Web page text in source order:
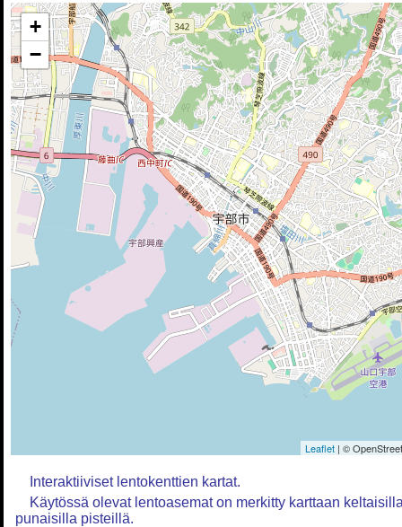
+
−
Leaflet | ©
Interaktiiviset lentokenttien kartat.
Käytössä olevat lentoasemat on merkitty karttaan
punaisilla pisteillä.